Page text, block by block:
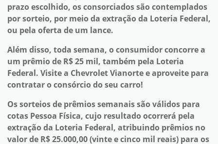
prazo escolhido, os consorciados são contemplados
por sorteio, por meio da extração da Loteria Federal,
ou pela oferta de um lance.
Além disso, toda semana, o consumidor concorre a
um prêmio de R$ 25 mil, também pela Loteria
Federal. Visite a Chevrolet Vianorte e aproveite para
contratar o consórcio do seu carro!
Os sorteios de prêmios semanais são válidos para
cotas Pessoa Física, cujo resultado ocorrerá pela
extração da Loteria Federal, atribuindo prêmios no
valor de R$ 25.000,00 (vinte e cinco mil reais) para os